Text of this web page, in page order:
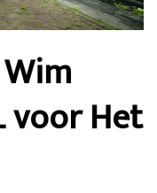
voor Het